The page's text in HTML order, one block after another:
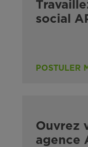
social
POSTULER
Ouvrez
agence